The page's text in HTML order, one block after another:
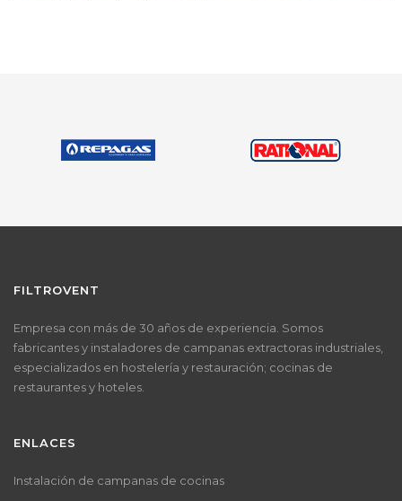
FILTROVENT
Empresa con más de 30 años de experiencia. Somos
fabricantes y instaladores de campanas extractoras industriales,
especializados en hostelería y restauración; cocinas de
restaurantes y hoteles.
ENLACES
Instalación de campanas de cocinas